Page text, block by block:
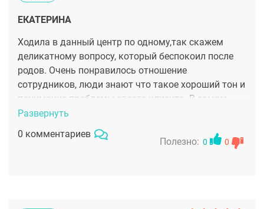
ЕКАТЕРИНА
Ходила в данный центр по одному,так скажем
деликатному вопросу, который беспокоил после
родов. Очень понравилось отношение
сотрудников, люди знают что такое хороший тон и
понимание проблемы своего клиента. В самом
центре уютно и очень чисто. Теперь планирую
походить сюда на эпиляцию, в общем, оставляют
после визита о себе хорошее впечатление.
Развернуть
0 комментариев
Полезно: 0 0